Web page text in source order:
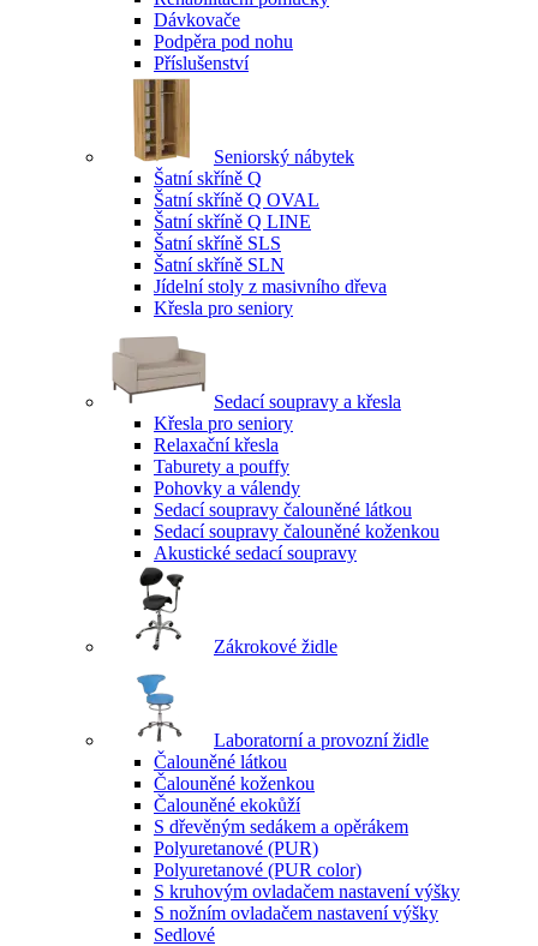
Dávkovače
Podpěra pod nohu
Příslušenství
Seniorský nábytek
Šatní skříně Q
Šatní skříně Q OVAL
Šatní skříně Q LINE
Šatní skříně SLS
Šatní skříně SLN
Jídelní stoly z masivního dřeva
Křesla pro seniory
Sedací soupravy a křesla
Křesla pro seniory
Relaxační křesla
Taburety a pouffy
Pohovky a válendy
Sedací soupravy čalouněné látkou
Sedací soupravy čalouněné koženkou
Akustické sedací soupravy
Zákrokové židle
Laboratorní a provozní židle
Čalouněné látkou
Čalouněné koženkou
Čalouněné ekokůží
S dřevěným sedákem a opěrákem
Polyuretanové (PUR)
Polyuretanové (PUR color)
S kruhovým ovladačem nastavení výšky
S nožním ovladačem nastavení výšky
Sedlové